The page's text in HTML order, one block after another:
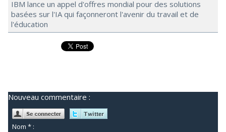
IBM lance un appel d'offres mondial pour des solutions
basées sur l'IA qui façonneront l'avenir du travail et de
l'éducation
Nouveau commentaire :
Nom * :